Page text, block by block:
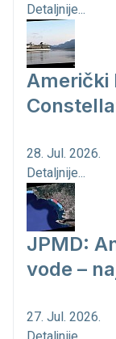
Detaljnije...
Američki
28. Jul. 2026.
Detaljnije...
JPMD:
vode –
27. Jul. 2026.
Detaljnije...